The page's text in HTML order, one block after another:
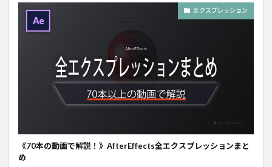
エクスプレッション
《70本の動画で解説！》AfterEffects全エクスプレッションまと
め